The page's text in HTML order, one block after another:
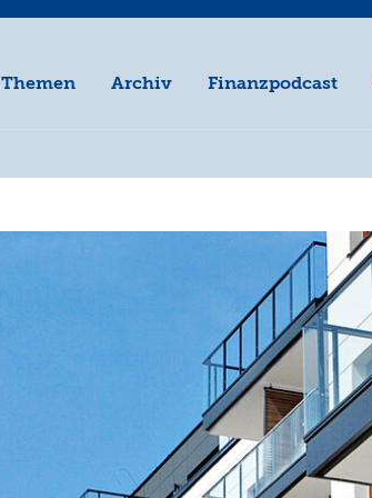
Themen Archiv Finanzpodcast